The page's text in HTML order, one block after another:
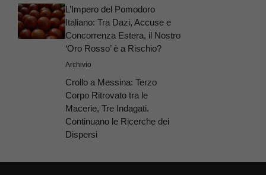
L’Impero del Pomodoro
Italiano: Tra Dazi, Accuse e
Concorrenza Estera, il Nostro
‘Oro Rosso’ è a Rischio?
Archivio
Crollo a Messina: Terzo
Corpo Ritrovato tra le
Macerie, Tre Indagati.
Continuano le Ricerche dei
Dispersi